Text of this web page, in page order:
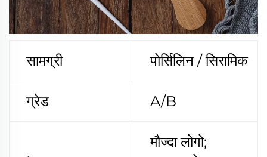
सामग्री पोर्सिलिन / सिरामिक
ग्रेड A/B
मौज्दा लोगो;